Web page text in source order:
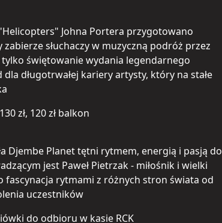
Johna Portera przygotowano
słuchaczy w muzyczną podróż przez
tylko świętowanie wydania legendarnego
długotrwałej kariery artysty, który na stałe
zł, 120 zł balkon
Djembe Planet tętni rytmem, energią i pasją do
jest Paweł Pietrzak - miłośnik i wielki
fascynacja rytmami z różnych stron świata od
uczestników
do odbioru w kasie RCK